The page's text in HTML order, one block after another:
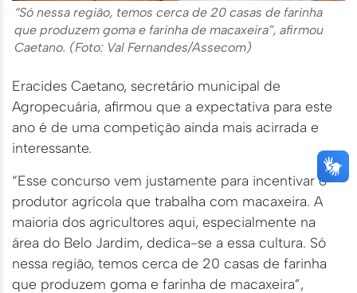
“Só nessa região, temos cerca de 20 casas de farinha
que produzem goma e farinha de macaxeira”, afirmou
Caetano. (Foto: Val Fernandes/Assecom)
Eracides Caetano, secretário municipal de
Agropecuária, afirmou que a expectativa para este
ano é de uma competição ainda mais acirrada e
interessante.
“Esse concurso vem justamente para incentivar o
produtor agrícola que trabalha com macaxeira. A
maioria dos agricultores aqui, especialmente na
área do Belo Jardim, dedica-se a essa cultura. Só
nessa região, temos cerca de 20 casas de farinha
que produzem goma e farinha de macaxeira”,